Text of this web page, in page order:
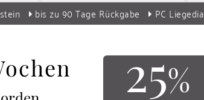
bis zu 90 Tage Rückgabe PC
25%